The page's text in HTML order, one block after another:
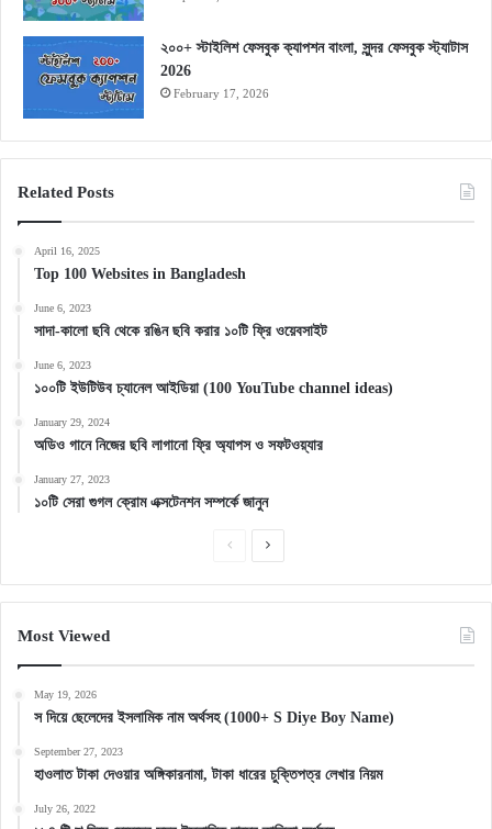
২০০+ স্টাইলিশ ফেসবুক ক্যাপশন বাংলা, সুন্দর ফেসবুক স্ট্যাটাস
2026
February 17, 2026
Related Posts
April 16, 2025
Top 100 Websites in Bangladesh
June 6, 2023
সাদা-কালো ছবি থেকে রঙিন ছবি করার ১০টি ফ্রি ওয়েবসাইট
June 6, 2023
১০০টি ইউটিউব চ্যানেল আইডিয়া (100 YouTube channel ideas)
January 29, 2024
অডিও গানে নিজের ছবি লাগানো ফ্রি অ্যাপস ও সফটওয়্যার
January 27, 2023
১০টি সেরা গুগল ক্রোম এক্সটেনশন সম্পর্কে জানুন
PreviousNext
Most Viewed
May 19, 2026
স দিয়ে ছেলেদের ইসলামিক নাম অর্থসহ (1000+ S Diye Boy Name)
September 27, 2023
হাওলাত টাকা দেওয়ার অঙ্গিকারনামা, টাকা ধারের চুক্তিপত্র লেখার নিয়ম
July 26, 2022